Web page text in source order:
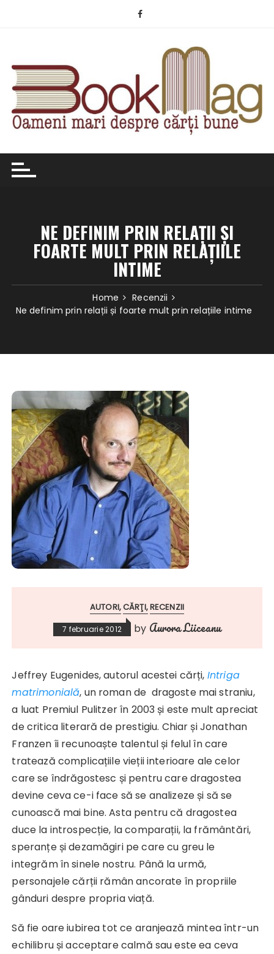
NE DEFINIM PRIN RELAȚII ȘI
FOARTE MULT PRIN RELAȚIILE
INTIME
Home
Recenzii
Ne definim prin relații și foarte mult prin relațiile intime
AUTORI CĂRŢI RECENZII
7 februarie 2012 by Aurora Liiceanu
Jeffrey Eugenides, autorul acestei cărți, Intriga
matrimonială, un roman de dragoste mai straniu,
a luat Premiul Pulitzer în 2003 și este mult apreciat
de critica literară de prestigiu. Chiar și Jonathan
Franzen îi recunoaște talentul și felul în care
tratează complicațiile vieții interioare ale celor
care se îndrăgostesc și pentru care dragostea
devine ceva ce-i face să se analizeze și să se
cunoască mai bine. Asta pentru că dragostea
duce la introspecție, la comparații, la frământări,
speranțe și dezamăgiri pe care cu greu le
integrăm în sinele nostru. Până la urmă,
personajele cărții rămân ancorate în propriile
gânduri despre propria viață.
Să fie oare iubirea tot ce aranjează mintea într-un
echilibru și acceptare calmă sau este ea ceva